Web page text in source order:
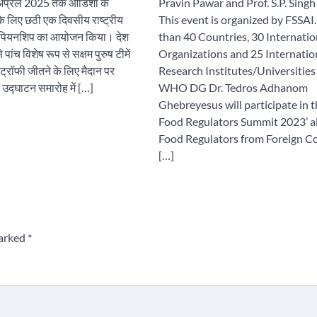
लिए छठी एक दिवसीय राष्ट्रीय
का आयोजन किया। देश
पांच विशेष रूप से सक्षम पुरुष टीमें
जीतने के लिए मैदान पर
उद्घाटन समारोह में […]
This event is organized by
than 40 Countries, 30
Organizations and 25
Research Institutes/
WHO DG Dr. Tedros Adhanom
Ghebreyesus will participate in
Food Regulators Summit 2023’
Food Regulators from Foreign
[…]
*